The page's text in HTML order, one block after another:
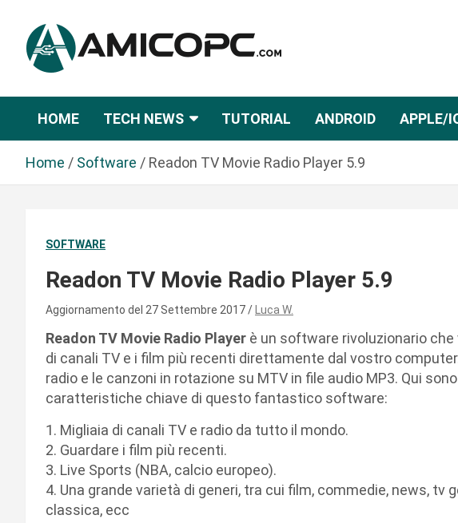
n
Amicopc.com
HOME TECH NEWS TUTORIAL ANDROID APPLE/
Home Software Readon TV Movie Radio Player 5.9
SOFTWARE
Readon TV Movie Radio Player 5.9
Aggiornamento del 27 Settembre 2017 Luca W.
Readon TV Movie Radio Player è un software rivoluzionario
di canali TV e i film più recenti direttamente dal vostro
radio e le canzoni in rotazione su MTV in file audio MP3. Qui
caratteristiche chiave di questo fantastico software:
1. Migliaia di canali TV e radio da tutto il mondo.
2. Guardare i film più recenti.
3. Live Sports (NBA, calcio europeo).
4. Una grande varietà di generi, tra cui film, commedie, news, tv
classica, ecc